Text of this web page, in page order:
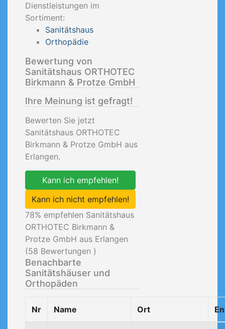
Dienstleistungen im
Sortiment:
Sanitätshaus
Orthopädie
Bewertung von
Sanitätshaus ORTHOTEC
Birkmann & Protze GmbH
Ihre Meinung ist gefragt!
Bewerten Sie jetzt
Sanitätshaus ORTHOTEC
Birkmann & Protze GmbH aus
Erlangen.
Kann ich empfehlen!
Kann ich nicht empfehlen!
78% empfehlen Sanitätshaus
ORTHOTEC Birkmann &
Protze GmbH aus Erlangen
(58 Bewertungen )
Benachbarte
Sanitätshäuser und
Orthopäden
Nr Name Ort